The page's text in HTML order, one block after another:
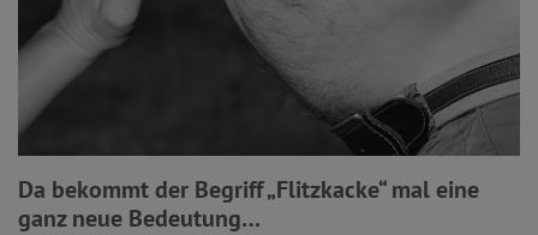
Da bekommt der Begriff „Flitzkacke“ mal eine
ganz neue Bedeutung…